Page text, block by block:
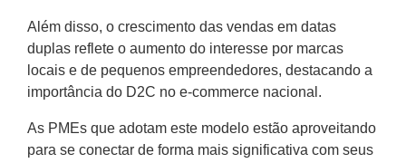
Além disso, o crescimento das vendas em datas
duplas reflete o aumento do interesse por marcas
locais e de pequenos empreendedores, destacando a
importância do D2C no e-commerce nacional.
As PMEs que adotam este modelo estão aproveitando
para se conectar de forma mais significativa com seus